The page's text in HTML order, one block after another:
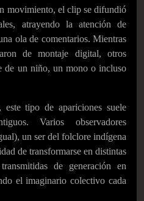
movimiento, el clip se difundió
atrayendo la atención de
ola de comentarios. Mientras
de montaje digital, otros
de un niño, un mono o incluso
tipo de apariciones suele
Varios observadores
un ser del folclore indígena
de transformarse en distintas
de generación en
el imaginario colectivo cada